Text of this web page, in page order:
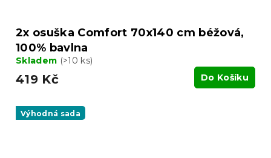
2x osuška Comfort 70x140 cm béžová,
100% bavlna
Skladem (>10 ks)
419 Kč Do Košíku
Výhodná sada